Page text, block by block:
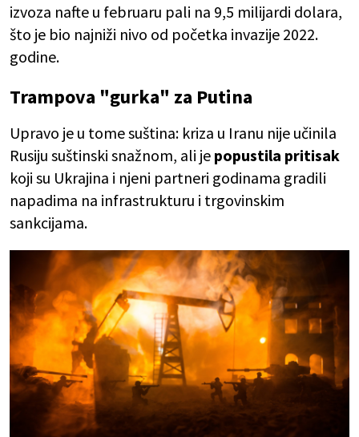
izvoza nafte u februaru pali na 9,5 milijardi dolara,
što je bio najniži nivo od početka invazije 2022.
godine.
Trampova "gurka" za Putina
Upravo je u tome suština: kriza u Iranu nije učinila
Rusiju suštinski snažnom, ali je popustila pritisak
koji su Ukrajina i njeni partneri godinama gradili
napadima na infrastrukturu i trgovinskim
sankcijama.